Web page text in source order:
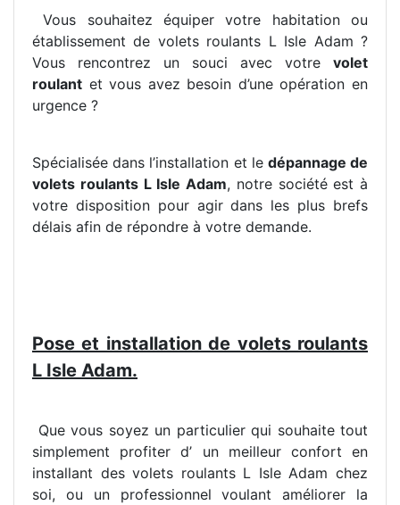
Vous souhaitez équiper votre habitation ou
établissement de volets roulants L Isle Adam ?
Vous rencontrez un souci avec votre volet
roulant et vous avez besoin d’une opération en
urgence ?
Spécialisée dans l’installation et le dépannage de
volets roulants L Isle Adam, notre société est à
votre disposition pour agir dans les plus brefs
délais afin de répondre à votre demande.
Pose et installation de volets roulants
L Isle Adam.
Que vous soyez un particulier qui souhaite tout
simplement profiter d’ un meilleur confort en
installant des volets roulants L Isle Adam chez
soi, ou un professionnel voulant améliorer la